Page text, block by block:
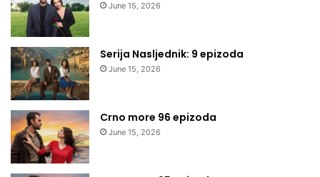
June 15, 2026
Serija Nasljednik: 9 epizoda
June 15, 2026
Crno more 96 epizoda
June 15, 2026